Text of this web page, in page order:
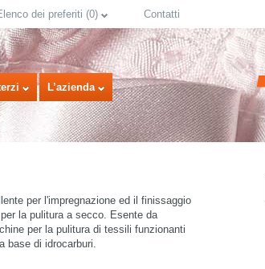
dei preferiti (0) Contatti
L’azienda
per l'impregnazione ed il finissaggio
la pulitura a secco. Esente da
per la pulitura di tessili funzionanti
base di idrocarburi.